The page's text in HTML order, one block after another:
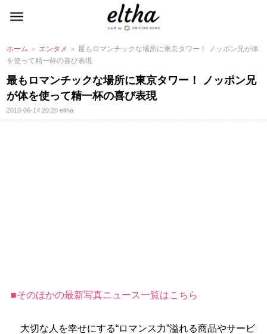
ホーム ＞ エンタメ ＞ 最もロマンチックな場所に東京タワー！ ノッポン兄が体
を使って精一杯の喜び表現
最もロマンチックな場所に東京タワー！ ノッポン兄
が体を使って精一杯の喜び表現
2010-06-14 20:20eltha
■そのほかの最新写真ニュース一覧はこちら
大切な人を幸せにする“ロマンス力”溢れる商品やサービ